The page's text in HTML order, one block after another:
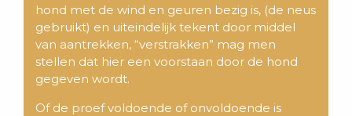
hond met de wind en geuren bezig is, (de neus
gebruikt) en uiteindelijk tekent door middel
van aantrekken, “verstrakken” mag men
stellen dat hier een voorstaan door de hond
gegeven wordt.
Of de proef voldoende of onvoldoende is